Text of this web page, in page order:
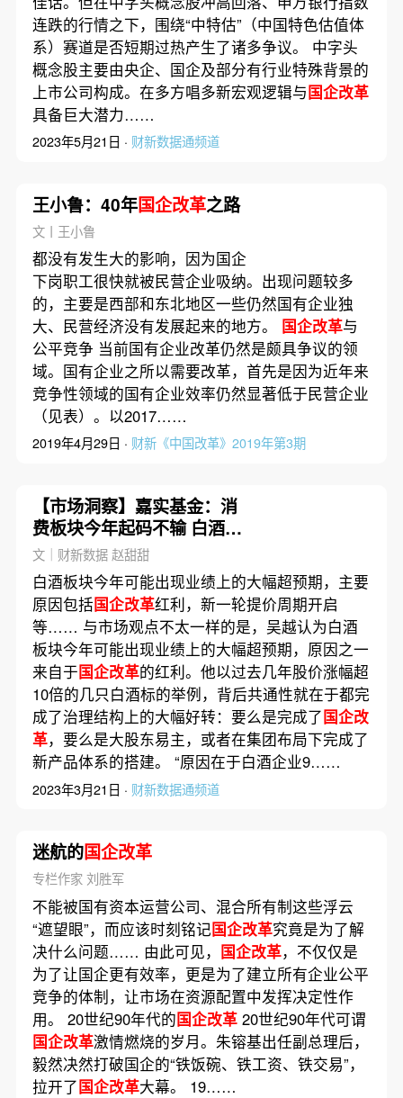
连跌的行情之下，围绕“中特估”（中国特色估值体
系）赛道是否短期过热产生了诸多争议。 中字头
概念股主要由央企、国企及部分有行业特殊背景的
上市公司构成。在多方唱多新宏观逻辑与国企改革
具备巨大潜力……
2023年5月21日 · 财新数据通频道
王小鲁：40年国企改革之路
文丨王小鲁
都没有发生大的影响，因为国企
下岗职工很快就被民营企业吸纳。出现问题较多
的，主要是西部和东北地区一些仍然国有企业独
大、民营经济没有发展起来的地方。 国企改革与
公平竞争 当前国有企业改革仍然是颇具争议的领
域。国有企业之所以需要改革，首先是因为近年来
竞争性领域的国有企业效率仍然显著低于民营企业
（见表）。以2017……
2019年4月29日 · 财新《中国改革》2019年第3期
【市场洞察】嘉实基金：消
费板块今年起码不输 白酒存
较大预期差
文｜财新数据 赵甜甜
白酒板块今年可能出现业绩上的大幅超预期，主要
原因包括国企改革红利，新一轮提价周期开启
等…… 与市场观点不太一样的是，吴越认为白酒
板块今年可能出现业绩上的大幅超预期，原因之一
来自于国企改革的红利。他以过去几年股价涨幅超
10倍的几只白酒标的举例，背后共通性就在于都完
成了治理结构上的大幅好转：要么是完成了国企改
革，要么是大股东易主，或者在集团布局下完成了
新产品体系的搭建。 “原因在于白酒企业9……
2023年3月21日 · 财新数据通频道
迷航的国企改革
专栏作家 刘胜军
不能被国有资本运营公司、混合所有制这些浮云
“遮望眼”，而应该时刻铭记国企改革究竟是为了解
决什么问题…… 由此可见， 国企改革，不仅仅是
为了让国企更有效率，更是为了建立所有企业公平
竞争的体制，让市场在资源配置中发挥决定性作
用。 20世纪90年代的国企改革20世纪90年代可谓
国企改革激情燃烧的岁月。朱镕基出任副总理后，
毅然决然打破国企的“铁饭碗、铁工资、铁交易”，
拉开了国企改革大幕。 19……